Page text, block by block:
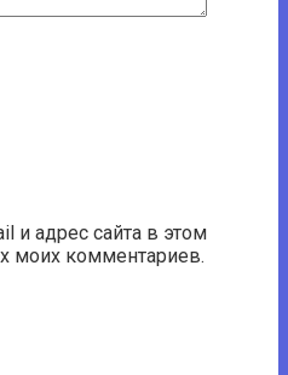
и адрес сайта в этом
моих комментариев.